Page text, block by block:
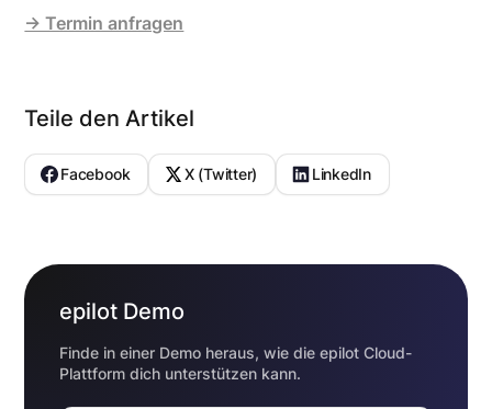
epilot Demo
Finde in einer Demo heraus, wie die epilot Cloud-
Plattform dich unterstützen kann.
→ Termin anfragen
Teile den Artikel
Facebook X (Twitter) LinkedIn